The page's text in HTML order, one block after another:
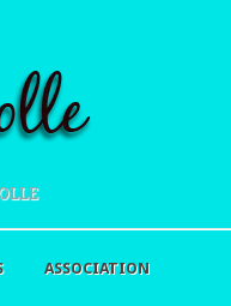
ASSOCIATION